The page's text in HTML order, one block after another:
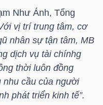
Như Ánh, Tổng
vị trí trung tâm, cơ
nhân sự tận tâm, MB
dịch vụ tài chínhg
thời luôn đồng
nhu cầu của người
phát triển kinh tế”.